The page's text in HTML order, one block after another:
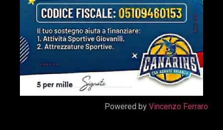
Powered by Vincenzo Ferraro